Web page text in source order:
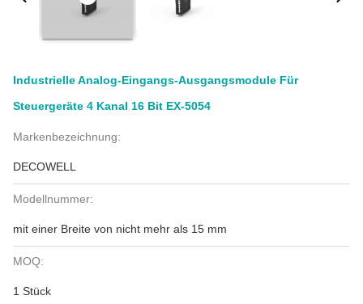
Industrielle Analog-Eingangs-Ausgangsmodule Für
Steuergeräte 4 Kanal 16 Bit EX-5054
Markenbezeichnung:
DECOWELL
Modellnummer:
mit einer Breite von nicht mehr als 15 mm
MOQ:
1 Stück